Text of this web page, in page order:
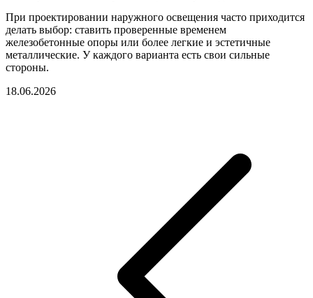
При проектировании наружного освещения часто приходится
делать выбор: ставить проверенные временем
железобетонные опоры или более легкие и эстетичные
металлические. У каждого варианта есть свои сильные
стороны.
18.06.2026